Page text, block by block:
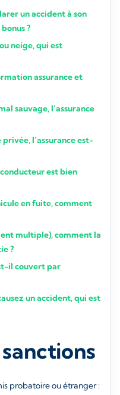
un accident à son
?
neige, qui est
assurance et
sauvage, l’assurance
privée, l’assurance est-
est bien
en fuite, comment
multiple), comment la
?
il couvert par
un accident, qui est
probatoire ou étranger :